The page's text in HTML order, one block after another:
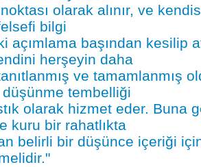
olarak alınır, ve
bilgi
açımlama başından kesilip
herşeyin daha
ve tamamlanmış
tembelliği
olarak hizmet eder. Buna
kuru bir rahatlıkta
belirli bir düşünce içeriği